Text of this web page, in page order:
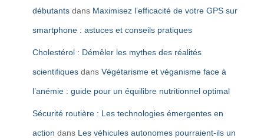
débutants dans Maximisez l’efficacité de votre GPS sur
smartphone : astuces et conseils pratiques
Cholestérol : Démêler les mythes des réalités
scientifiques dans Végétarisme et véganisme face à
l’anémie : guide pour un équilibre nutritionnel optimal
Sécurité routière : Les technologies émergentes en
action dans Les véhicules autonomes pourraient-ils un